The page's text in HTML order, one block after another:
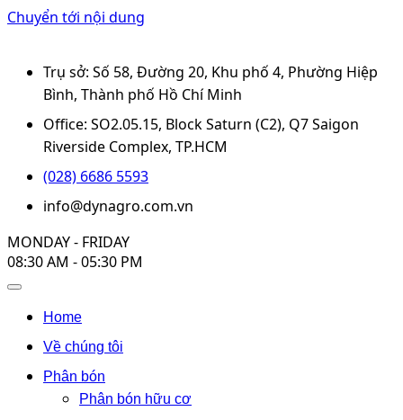
Chuyển tới nội dung
Trụ sở: Số 58, Đường 20, Khu phố 4, Phường Hiệp
Bình, Thành phố Hồ Chí Minh
Office: SO2.05.15, Block Saturn (C2), Q7 Saigon
Riverside Complex, TP.HCM
(028) 6686 5593
info@dynagro.com.vn
MONDAY - FRIDAY
08:30 AM - 05:30 PM
Home
Về chúng tôi
Phân bón
Phân bón hữu cơ